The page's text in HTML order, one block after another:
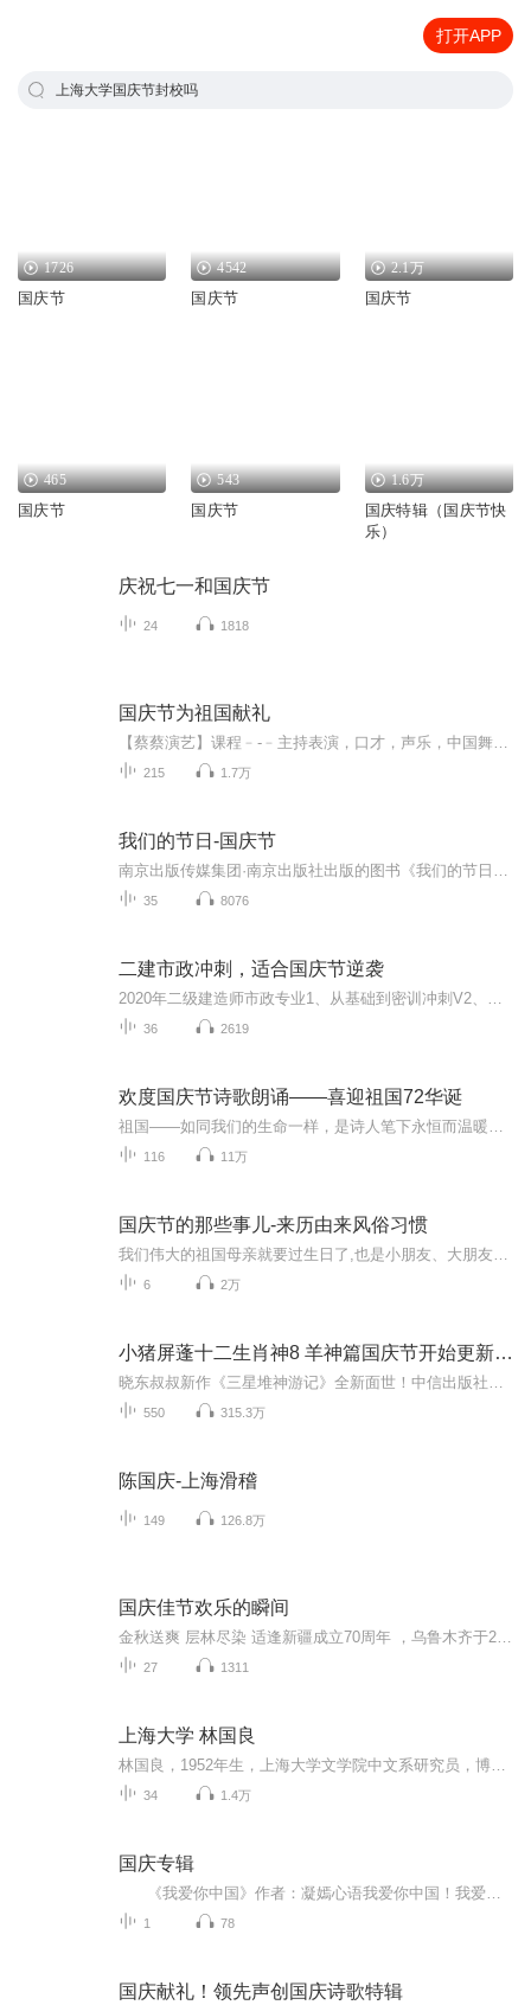
打开APP
上海大学国庆节封校吗
1726
国庆节
4542
国庆节
2.1万
国庆节
465
国庆节
543
国庆节
1.6万
国庆特辑（国庆节快
乐）
庆祝七一和国庆节
24 1818
国庆节为祖国献礼
215 1.7万
我们的节日-国庆节
35 8076
二建市政冲刺，适合国庆节逆袭
36 2619
欢度国庆节诗歌朗诵——喜迎祖国72华诞
116 11万
国庆节的那些事儿-来历由来风俗习惯
6 2万
小猪屏蓬十二生肖神8 羊神篇国庆节开始更新啦！
550 315.3万
陈国庆-上海滑稽
149 126.8万
国庆佳节欢乐的瞬间
27 1311
上海大学 林国良
34 1.4万
国庆专辑
1 78
国庆献礼！领先声创国庆诗歌特辑